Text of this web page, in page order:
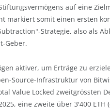
auf eine
markiert somit einen ersten
Strategie, also als
Geber.
aktiver, um Erträge zu
Source-Infrastruktur von
Value Locked zweitgrössten
eine zweite über 3'400 ETH